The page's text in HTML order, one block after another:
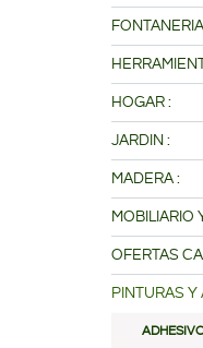
HOGAR :
JARDIN :
MADERA :
MOBILIARIO
OFERTAS
PINTURAS Y